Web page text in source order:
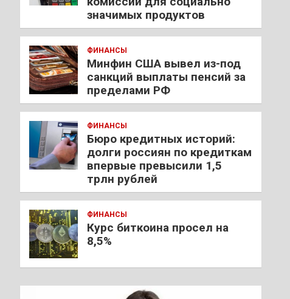
значимых продуктов
ФИНАНСЫ
Минфин США вывел из-под
санкций выплаты пенсий за
пределами РФ
ФИНАНСЫ
Бюро кредитных историй:
долги россиян по кредиткам
впервые превысили 1,5
трлн рублей
ФИНАНСЫ
Курс биткоина просел на
8,5%